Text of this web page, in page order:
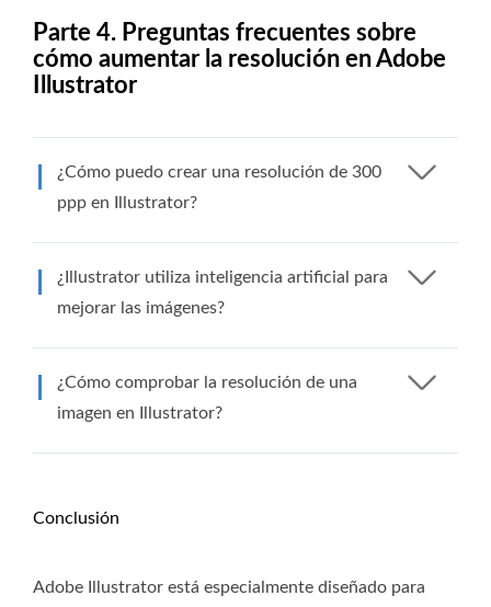
Parte 4. Preguntas frecuentes sobre
cómo aumentar la resolución en Adobe
Illustrator
¿Cómo puedo crear una resolución de 300
ppp en Illustrator?
¿Illustrator utiliza inteligencia artificial para
mejorar las imágenes?
¿Cómo comprobar la resolución de una
imagen en Illustrator?
Conclusión
Adobe Illustrator está especialmente diseñado para